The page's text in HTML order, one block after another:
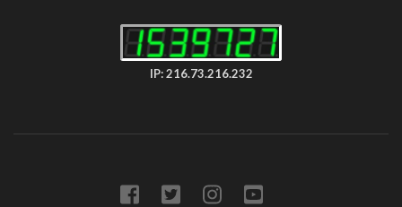
IP: 216.73.216.232